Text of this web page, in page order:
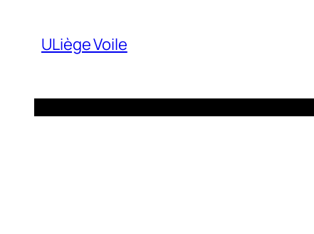
contenu
ULiège Voile